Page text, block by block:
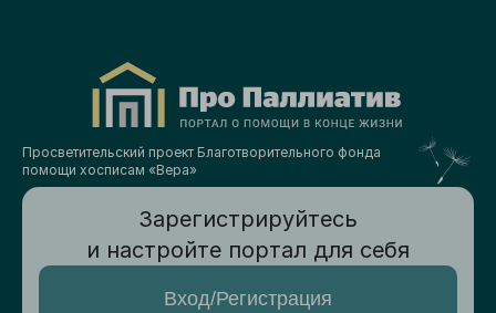
Просветительский проект Благотворительного фонда
помощи хосписам «Вера»
Зарегистрируйтесь
и настройте портал для себя
Вход/Регистрация